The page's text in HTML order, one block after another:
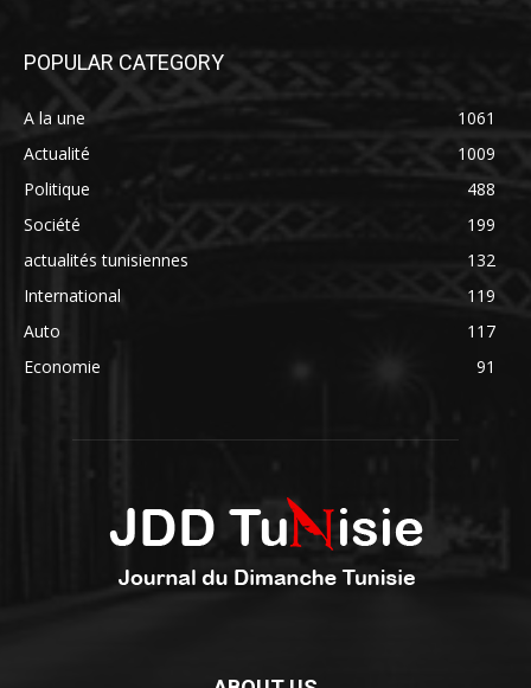
POPULAR CATEGORY
A la une
1061
Actualité
1009
Politique
488
Société
199
actualités tunisiennes
132
International
119
Auto
117
Economie
91